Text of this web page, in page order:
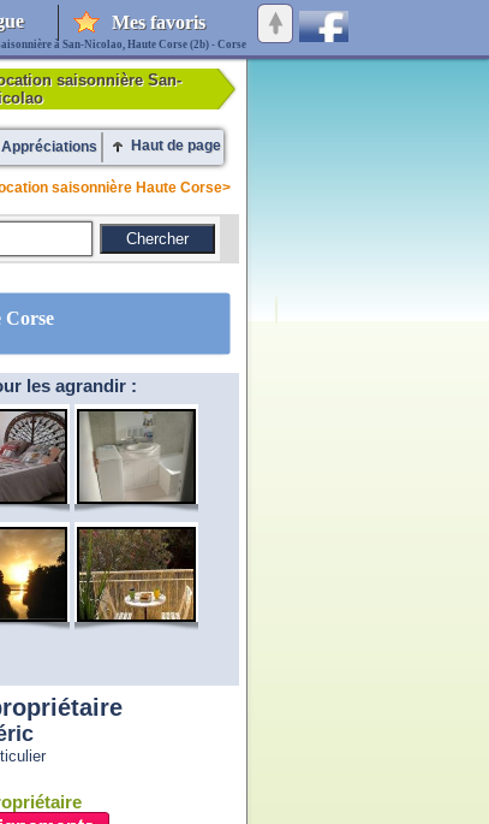
saisonnière San-
Appréciations Haut de page
saisonnière Haute Corse>
Corse
les agrandir :
Mes favoris
à San-Nicolao, Haute Corse (2b) - Corse